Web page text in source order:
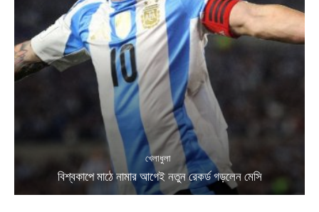
খেলাধুলা
বিশ্বকাপে মাঠে নামার আগেই নতুন রেকর্ড গড়লেন মেসি